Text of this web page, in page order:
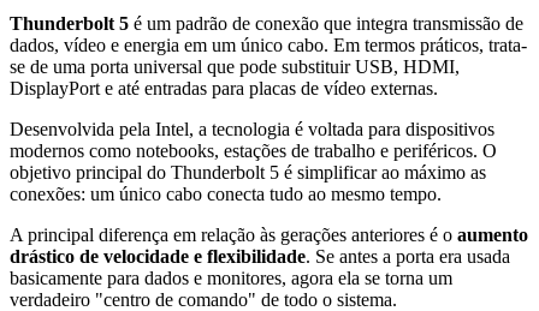
Thunderbolt 5 é um padrão de conexão que integra transmissão de
dados, vídeo e energia em um único cabo. Em termos práticos, trata-
se de uma porta universal que pode substituir USB, HDMI,
DisplayPort e até entradas para placas de vídeo externas.
Desenvolvida pela Intel, a tecnologia é voltada para dispositivos
modernos como notebooks, estações de trabalho e periféricos. O
objetivo principal do Thunderbolt 5 é simplificar ao máximo as
conexões: um único cabo conecta tudo ao mesmo tempo.
A principal diferença em relação às gerações anteriores é o aumento
drástico de velocidade e flexibilidade. Se antes a porta era usada
basicamente para dados e monitores, agora ela se torna um
verdadeiro "centro de comando" de todo o sistema.